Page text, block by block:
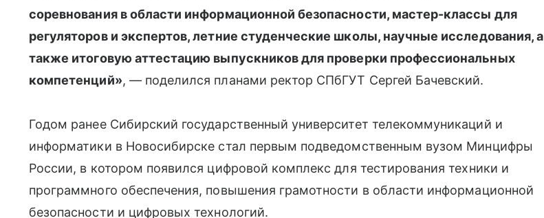
соревнования в области информационной безопасности, мастер-классы для
регуляторов и экспертов, летние студенческие школы, научные исследования, а
также итоговую аттестацию выпускников для проверки профессиональных
компетенций», — поделился планами ректор СПбГУТ Сергей Бачевский.
Годом ранее Сибирский государственный университет телекоммуникаций и
информатики в Новосибирске стал первым подведомственным вузом Минцифры
России, в котором появился цифровой комплекс для тестирования техники и
программного обеспечения, повышения грамотности в области информационной
безопасности и цифровых технологий.